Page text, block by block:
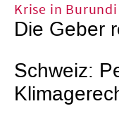
Krise in Burundi
Die Geber
Schweiz: